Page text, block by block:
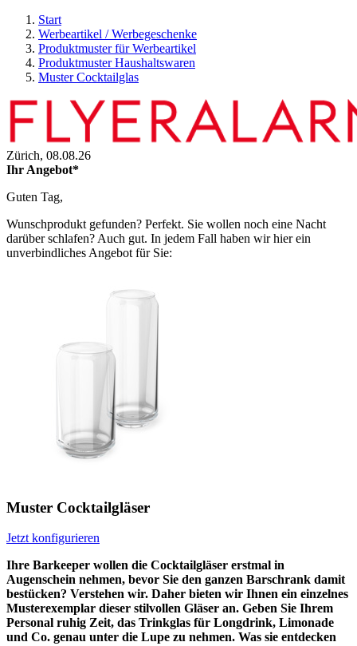
Start
Werbeartikel / Werbegeschenke
Produktmuster für Werbeartikel
Produktmuster Haushaltswaren
Muster Cocktailglas
Zürich, 08.08.26
Ihr Angebot*
Guten Tag,
Wunschprodukt gefunden? Perfekt. Sie wollen noch eine Nacht
darüber schlafen? Auch gut. In jedem Fall haben wir hier ein
unverbindliches Angebot für Sie:
Muster Cocktailgläser
Jetzt konfigurieren
Ihre Barkeeper wollen die Cocktailgläser erstmal in
Augenschein nehmen, bevor Sie den ganzen Barschrank damit
bestücken? Verstehen wir. Daher bieten wir Ihnen ein einzelnes
Musterexemplar dieser stilvollen Gläser an. Geben Sie Ihrem
Personal ruhig Zeit, das Trinkglas für Longdrink, Limonade
und Co. genau unter die Lupe zu nehmen. Was sie entdecken